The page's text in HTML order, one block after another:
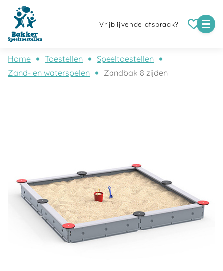
Vrijblijvende afspraak?
Home Toestellen
Speeltoestellen
Zand- en waterspelen
Zandbak 8 zijden